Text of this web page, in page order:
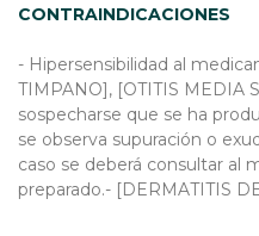
CONTRAINDICACIONES
- Hipersensibilidad al
TIMPANO], [OTITIS MEDIA
sospecharse que se ha
se observa supuración o
caso se deberá consultar al
preparado.- [DERMATITIS